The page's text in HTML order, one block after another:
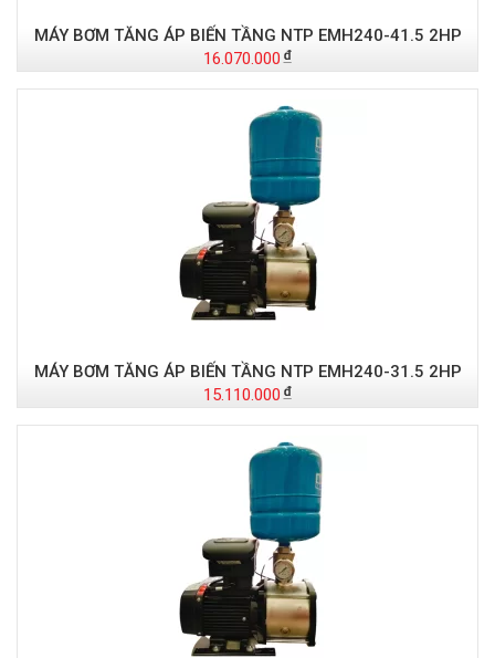
MÁY BƠM TĂNG ÁP BIẾN TẦNG NTP EMH240-41.5 2HP
16.070.000
MÁY BƠM TĂNG ÁP BIẾN TẦNG NTP EMH240-31.5 2HP
15.110.000